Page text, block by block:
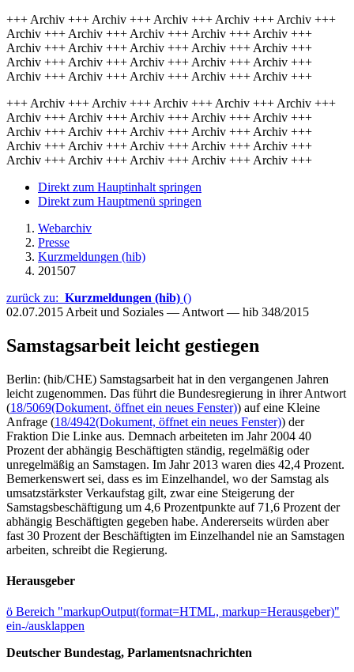
+++ Archiv +++ Archiv +++ Archiv +++ Archiv +++ Archiv +++
Archiv +++ Archiv +++ Archiv +++ Archiv +++ Archiv +++
Archiv +++ Archiv +++ Archiv +++ Archiv +++ Archiv +++
Archiv +++ Archiv +++ Archiv +++ Archiv +++ Archiv +++
Archiv +++ Archiv +++ Archiv +++ Archiv +++ Archiv +++
+++ Archiv +++ Archiv +++ Archiv +++ Archiv +++ Archiv +++
Archiv +++ Archiv +++ Archiv +++ Archiv +++ Archiv +++
Archiv +++ Archiv +++ Archiv +++ Archiv +++ Archiv +++
Archiv +++ Archiv +++ Archiv +++ Archiv +++ Archiv +++
Archiv +++ Archiv +++ Archiv +++ Archiv +++ Archiv +++
Direkt zum Hauptinhalt springen
Direkt zum Hauptmenü springen
Webarchiv
Presse
Kurzmeldungen (hib)
201507
zurück zu: Kurzmeldungen (hib) ()
02.07.2015 Arbeit und Soziales — Antwort — hib 348/2015
Samstagsarbeit leicht gestiegen
Berlin: (hib/CHE) Samstagsarbeit hat in den vergangenen Jahren
leicht zugenommen. Das führt die Bundesregierung in ihrer Antwort
(18/5069(Dokument, öffnet ein neues Fenster)) auf eine Kleine
Anfrage (18/4942(Dokument, öffnet ein neues Fenster)) der
Fraktion Die Linke aus. Demnach arbeiteten im Jahr 2004 40
Prozent der abhängig Beschäftigten ständig, regelmäßig oder
unregelmäßig an Samstagen. Im Jahr 2013 waren dies 42,4 Prozent.
Bemerkenswert sei, dass es im Einzelhandel, wo der Samstag als
umsatzstärkster Verkaufstag gilt, zwar eine Steigerung der
Samstagsbeschäftigung um 4,6 Prozentpunkte auf 71,6 Prozent der
abhängig Beschäftigten gegeben habe. Andererseits würden aber
fast 30 Prozent der Beschäftigten im Einzelhandel nie an Samstagen
arbeiten, schreibt die Regierung.
Herausgeber
ö Bereich "markupOutput(format=HTML, markup=Herausgeber)"
ein-/ausklappen
Deutscher Bundestag, Parlamentsnachrichten